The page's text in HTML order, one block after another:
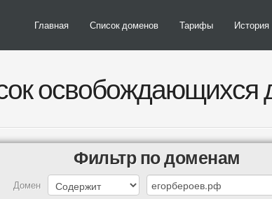
Главная Список доменов Тарифы История
освобождающихся
Фильтр по доменам
Домен